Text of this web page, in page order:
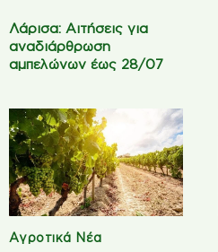
Λάρισα: Αιτήσεις για
αναδιάρθρωση
αμπελώνων έως 28/07
Αγροτικά Νέα